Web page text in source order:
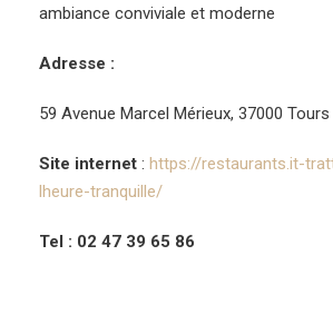
ambiance conviviale et moderne
Adresse :
59 Avenue Marcel Mérieux, 37000 Tours
Site internet : https://restaurants.it-
lheure-tranquille/
Tel : 02 47 39 65 86